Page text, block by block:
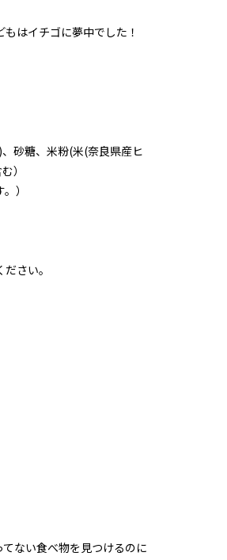
はイチゴに夢中でした！
砂糖、米粉(米(奈良県産ヒ
）
）
さい。
ない食べ物を見つけるのに